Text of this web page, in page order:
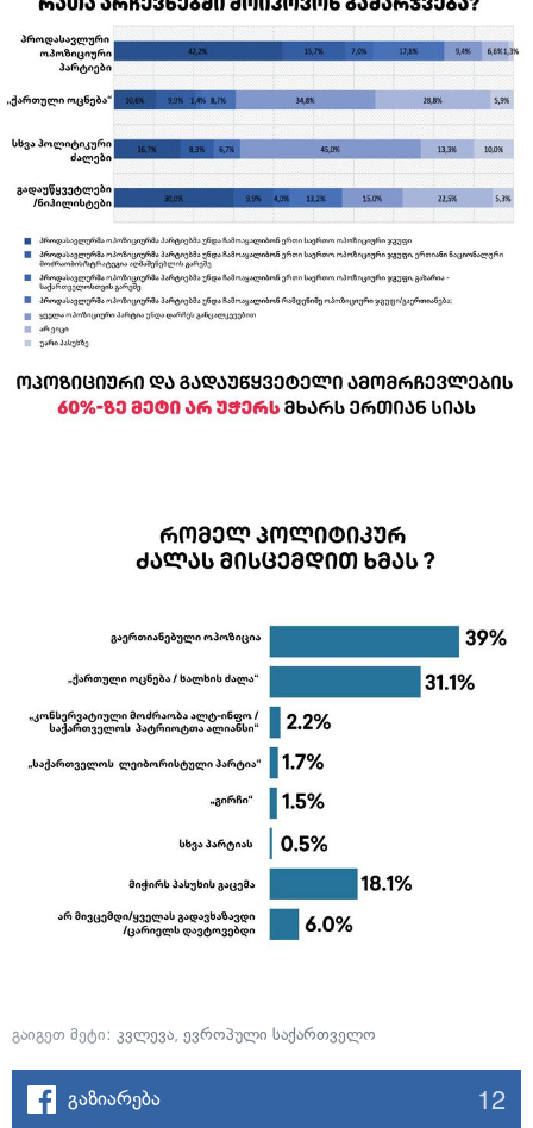
გაიგეთ მეტი: კვლევა, ევროპული საქართველო
გაზიარება 12